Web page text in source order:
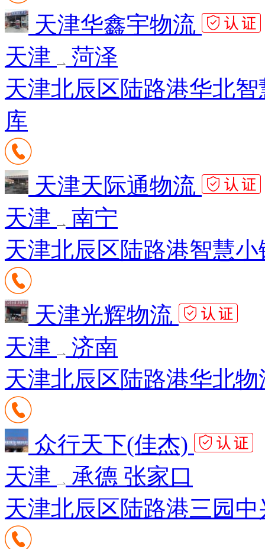
天津华鑫宇物流
天津
菏泽
天津北辰区陆路港华北
库
天津天际通物流
天津
南宁
天津北辰区陆路港智慧
天津光辉物流
天津
济南
天津北辰区陆路港华北
众行天下(佳杰)
天津
承德 张家口
天津北辰区陆路港三园